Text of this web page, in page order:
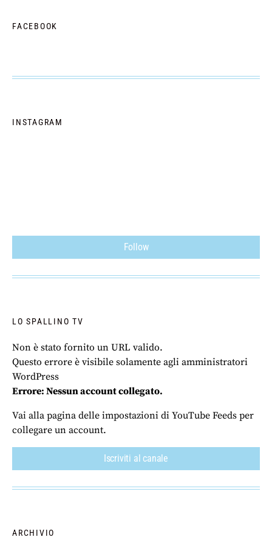
FACEBOOK
INSTAGRAM
Follow
LO SPALLINO TV
Non è stato fornito un URL valido.
Questo errore è visibile solamente agli amministratori
WordPress
Errore: Nessun account collegato.
Vai alla pagina delle impostazioni di YouTube Feeds per
collegare un account.
Iscriviti al canale
ARCHIVIO